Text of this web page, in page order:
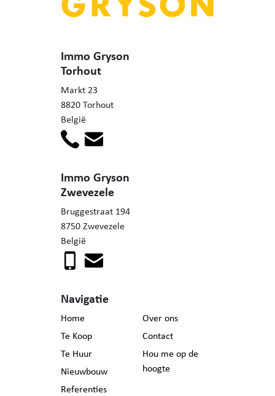
Immo Gryson
Torhout
Markt 23
8820 Torhout
België
Immo Gryson
Zwevezele
Bruggestraat 194
8750 Zwevezele
België
Navigatie
Home
Te Koop
Te Huur
Nieuwbouw
Referenties
Over ons
Contact
Hou me op de
hoogte